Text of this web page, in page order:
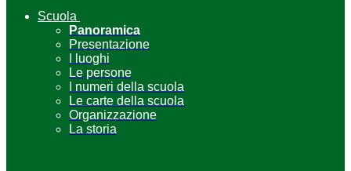
Scuola
Panoramica
Presentazione
I luoghi
Le persone
I numeri della scuola
Le carte della scuola
Organizzazione
La storia